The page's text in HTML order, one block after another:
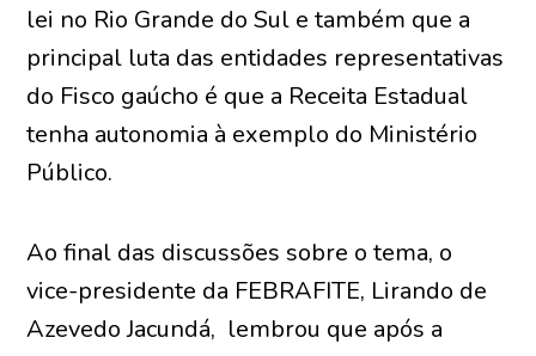
lei no Rio Grande do Sul e também que a
principal luta das entidades representativas
do Fisco gaúcho é que a Receita Estadual
tenha autonomia à exemplo do Ministério
Público.
Ao final das discussões sobre o tema, o
vice-presidente da FEBRAFITE, Lirando de
Azevedo Jacundá, lembrou que após a